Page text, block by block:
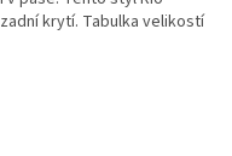
krytí. Tabulka velikostí